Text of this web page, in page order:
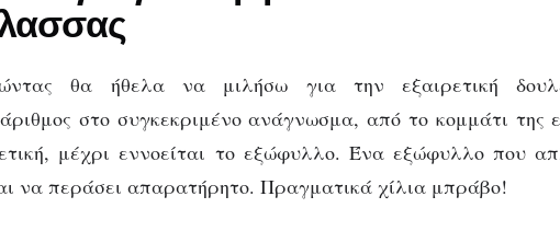
Δαλακούρα
θα ήθελα να μιλήσω για την εξαιρετική
στο συγκεκριμένο ανάγνωσμα, από το κομμάτι της
μέχρι εννοείται το εξώφυλλο. Ένα εξώφυλλο που
να περάσει απαρατήρητο. Πραγματικά χίλια μπράβο!